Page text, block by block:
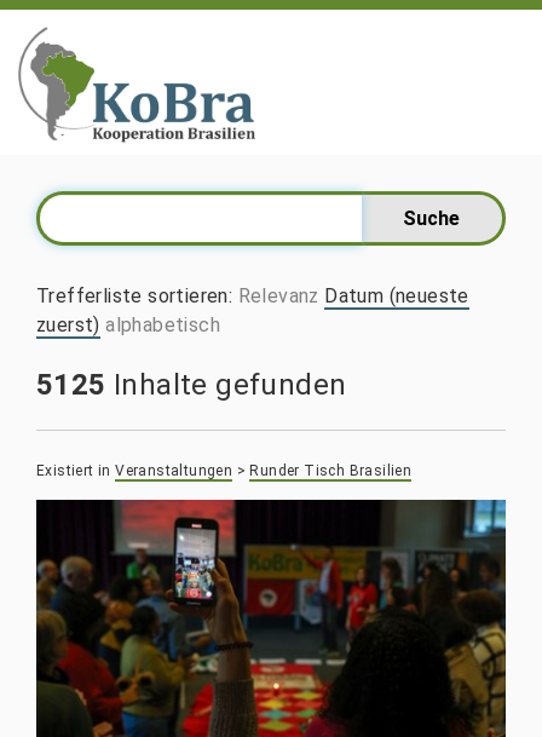
Trefferliste sortieren: Relevanz Datum (neueste
zuerst) alphabetisch
5125 Inhalte gefunden
Existiert in Veranstaltungen > Runder Tisch Brasilien